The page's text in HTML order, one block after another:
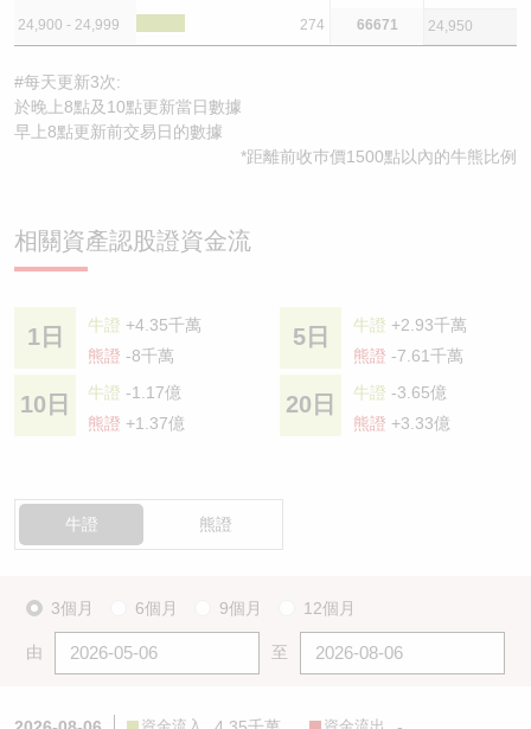
24,900 - 24,999 274 66671 24,950
#每天更新3次:
於晚上8點及10點更新當日數據
早上8點更新前交易日的數據
*距離前收巿價1500點以內的牛熊比例
相關資產認股證資金流
1日 牛證 +4.35千萬
熊證 -8千萬
5日 牛證 +2.93千萬
熊證 -7.61千萬
10日 牛證 -1.17億
熊證 +1.37億
20日 牛證 -3.65億
熊證 +3.33億
牛證 熊證
3個月 6個月 9個月 12個月
由 至